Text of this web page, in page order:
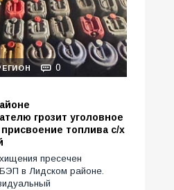
0
грозит уголовное
присвоение топлива с/х
пресечен
в Лидском районе.